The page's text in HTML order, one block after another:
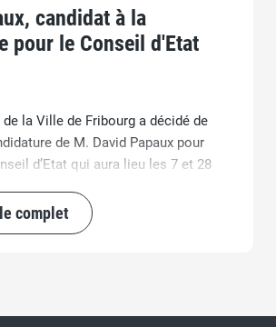
candidat à la
pour le Conseil d'Etat
la Ville de Fribourg a décidé de
de M. David Papaux pour
d’Etat qui aura lieu les 7 et 28
complet